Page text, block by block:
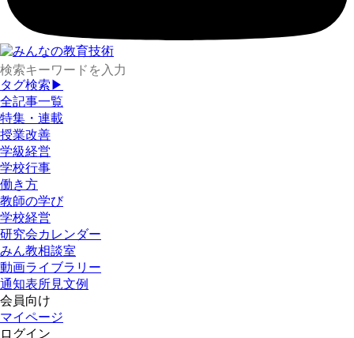
タグ検索▶
全記事一覧
特集・連載
授業改善
学級経営
学校行事
働き方
教師の学び
学校経営
研究会カレンダー
みん教相談室
動画ライブラリー
通知表所見文例
会員向け
マイページ
ログイン